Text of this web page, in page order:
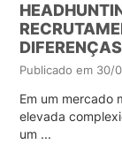
Publicado em 30/
Em um mercado
elevada
um ...